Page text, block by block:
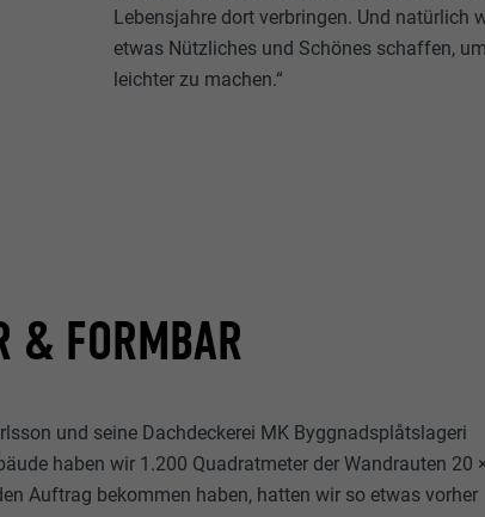
Lebensjahre dort verbringen. Und natürlich
etwas Nützliches und Schönes schaffen,
leichter zu machen.“
& FORMBAR
und seine Dachdeckerei MK Byggnadsplåtslageri
haben wir 1.200 Quadratmeter der Wandrauten 20
Auftrag bekommen haben, hatten wir so etwas vorher